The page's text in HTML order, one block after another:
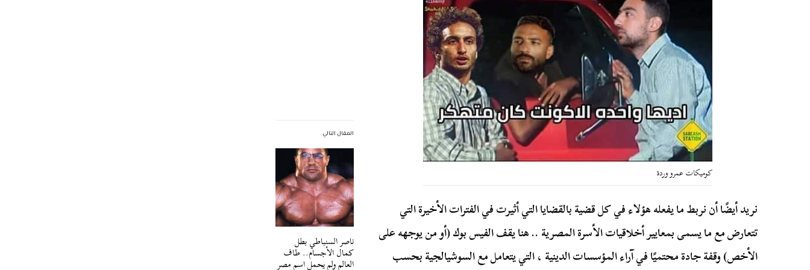
المقال التالي
ناصر السنباطي بطل
كمال الأجسام.. طاف
العالم ولم يحمل اسم مصر
كوميكات عمرو وردة
نريد أيضًا أن نربط ما يفعله هؤلاء في كل قضية بالقضايا التي أثيرت في الفترات الأخيرة التي
تتعارض مع ما يسمى بمعايير أخلاقيات الأسرة المصرية .. هنا يقف الفيس بوك (أو من يوجهه على
الأخص) وقفة جادة محتميًا في آراء المؤسسات الدينية ، التي يتعامل مع السوشيالجية بحسب